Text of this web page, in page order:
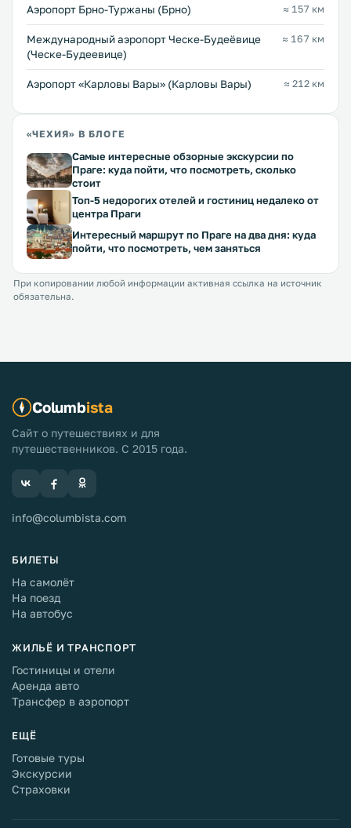
Аэропорт Брно-Туржаны (Брно) ≈ 157 км
Международный аэропорт Ческе-Будеёвице
(Ческе-Будеевице)
≈ 167 км
Аэропорт «Карловы Вары» (Карловы Вары) ≈ 212 км
«ЧЕХИЯ» В БЛОГЕ
Самые интересные обзорные экскурсии по
Праге: куда пойти, что посмотреть, сколько
стоит
Топ-5 недорогих отелей и гостиниц недалеко от
центра Праги
Интересный маршрут по Праге на два дня: куда
пойти, что посмотреть, чем заняться
При копировании любой информации активная ссылка на источник
обязательна.
Columbista
Сайт о путешествиях и для
путешественников. С 2015 года.
info@columbista.com
БИЛЕТЫ
На самолёт
На поезд
На автобус
ЖИЛЬЁ И ТРАНСПОРТ
Гостиницы и отели
Аренда авто
Трансфер в аэропорт
ЕЩЁ
Готовые туры
Экскурсии
Страховки